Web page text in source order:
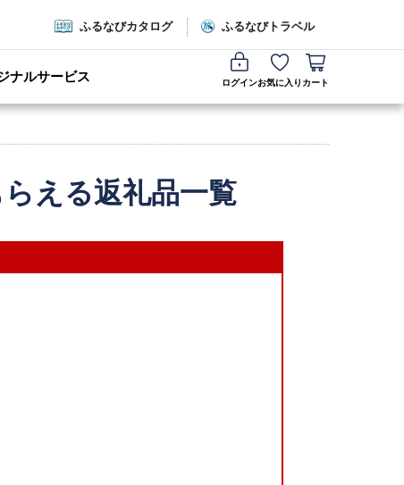
ふるなびカタログ ふるなびトラベル
ナルサービス ログインお気に入り カート
える返礼品一覧